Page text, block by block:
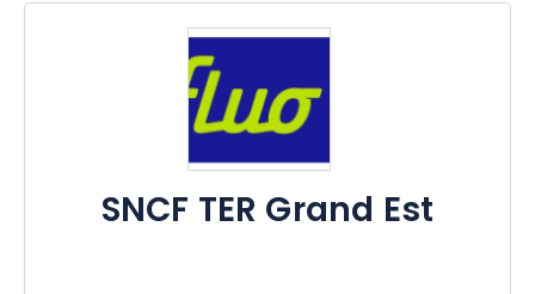
SNCF TER Grand Est